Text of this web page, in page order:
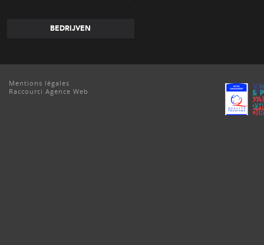
BEDRIJVEN
Mentions légales
Raccourci Agence Web